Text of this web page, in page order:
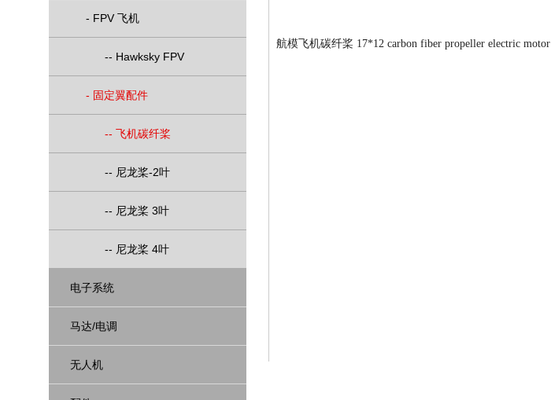
- FPV 飞机
-- Hawksky FPV
- 固定翼配件
-- 飞机碳纤桨
-- 尼龙桨-2叶
-- 尼龙桨 3叶
-- 尼龙桨 4叶
电子系统
马达/电调
无人机
航模飞机碳纤桨 17*12 carbon fiber propeller electric motor